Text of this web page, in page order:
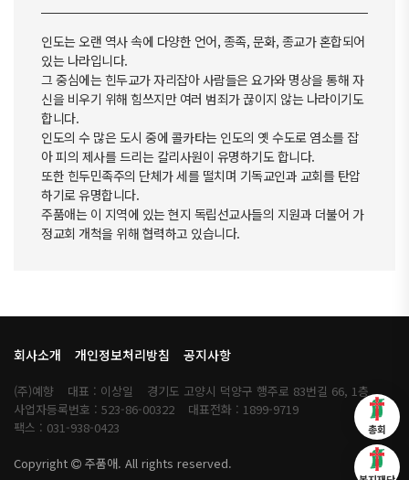
총회
인도는 오랜 역사 속에 다양한 언어, 종족, 문화, 종교가 혼합되어
있는 나라입니다.
그 중심에는 힌두교가 자리잡아 사람들은 요가와 명상을 통해 자
신을 비우기 위해 힘쓰지만여러 범죄가 끊이지 않는 나라이기도
합니다.
인도의 수 많은 도시 중에 콜카타는 인도의 옛 수도로 염소를 잡
아 피의 제사를 드리는 칼리사원이 유명하기도 합니다.
또한 힌두민족주의 단체가 세를 떨치며 기독교인과 교회를 탄압
하기로 유명합니다.
주품애는 이 지역에 있는 현지 독립선교사들의 지원과 더불어 가
정교회 개척을 위해 협력하고 있습니다.
회사소개 개인정보처리방침 공지사항
(주)예향 대표 : 이상일
경기도 고양시 덕양구 행주로 83번길 66, 1층
사업자등록번호 : 523-86-00322
대표전화 : 1899-9719
팩스 : 031-938-0423
Copyright 주품애. All rights reserved.